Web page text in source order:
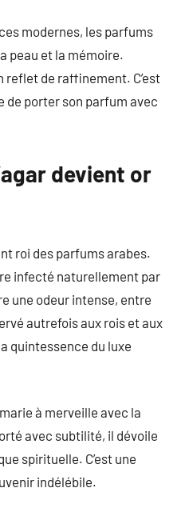
modernes, les parfums
peau et la mémoire.
reflet de raffinement. C’est
de porter son parfum avec
devient or
roi des parfums arabes.
infecté naturellement par
une odeur intense, entre
autrefois aux rois et aux
quintessence du luxe
à merveille avec la
avec subtilité, il dévoile
spirituelle. C’est une
indélébile.